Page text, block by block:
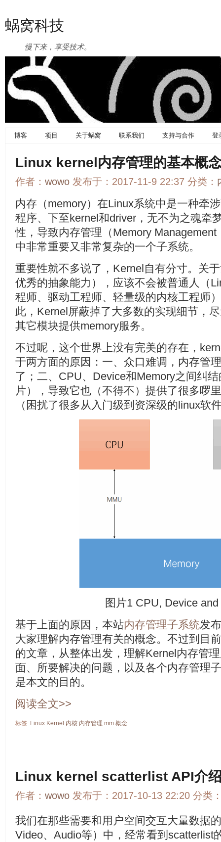
蜗窝科技
慢下来，享受技术。
博客 项目 关于蜗窝 联系我们 支持与合作 登
Linux kernel内存管理的基本概
作者： wowo 发布于：2017-11-9 22:37 分类：
内存（memory）在Linux系统中是一种牵
程序、下至kernel和driver，无不为之魂牵
性，导致内存管理（Memory
中非常重要又非常复杂的一个子系统。
重要性就不多说了，Kernel自有分寸。关
优秀的抽象能力），应该不会被普通人（
程师、驱动工程师、轻量级的内核工程师
此，Kernel屏蔽掉了大多数的实现细节，
其它模块提供memory服务。
不过呢，这个世界上没有完美的存在，
于两方面的原因：一、众口难调，内存管
了；二、CPU、Device和Memory之间纠
片），导致它也（不得不）提供了很多啰
（困扰了很多从入门级到资深级的linux软
图片1 CPU, Device
基于上面的原因，本站内存管理子系统发
大家理解内存管理有关的概念。不过到目
的文章，从整体出发，理解Kernel内存管
面、所要解决的问题，以及各个内存管理
是本文的目的。
阅读全文>>
标签: Linux Kernel 内核 内存管理 mm 概念
Linux kernel scatterlist API介
作者： wowo 发布于：2017-10-13 22:20 分类
我们在那些需要和用户空间交互大量数据
Video、Audio等）中，经常看到scatterlist